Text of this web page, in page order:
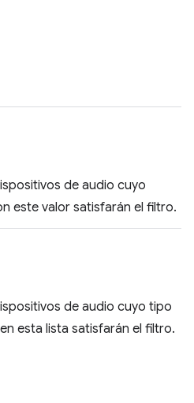
de audio cuyo
este valor satisfarán el filtro.
de audio cuyo tipo
esta lista satisfarán el filtro.